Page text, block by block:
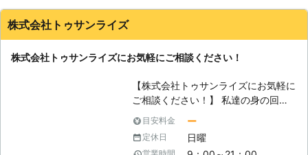
えてしまうことで破損してしまうこと
障してしまうことでデータが失われて
しまったり、パソコンが起動しなくな
るトラブルが起きてしまいますので、
衝撃を与えないように扱う必要があり
ます。また、ハードディスクはウイル
スや人為的ミスで倫理障害を受けてし
まう場合もあります。もし、パソコン
を起動するときに異音が聞こえて来た
た。今後も何かあったときは是非こちらを利用したいです。
大阪府 大阪市西区 2016年11月30日
株式会社トゥサンライズ
株式会社トゥサンライズにお気軽にご相談ください！
【株式会社トゥサンライズにお気軽に
ご相談ください！】 私達の身の回り
では沢山のパソコンが使われていま
す。最初は計算機としての用途が主で
したが、現在ではそれにとどまらず、
目安料金 ー
定休日 日曜